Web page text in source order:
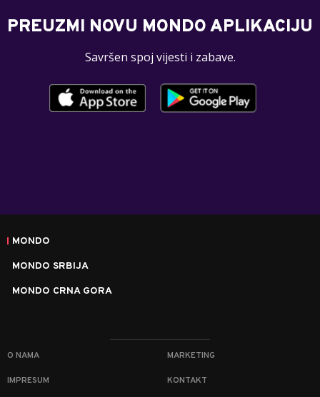
PREUZMI NOVU MONDO APLIKACIJU
Savršen spoj vijesti i zabave.
MONDO
MONDO SRBIJA
MONDO CRNA GORA
O NAMA MARKETING
IMPRESUM KONTAKT